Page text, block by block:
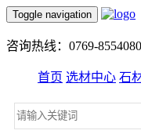
Toggle navigation
咨询热线：0769-
首页 选材中心 石